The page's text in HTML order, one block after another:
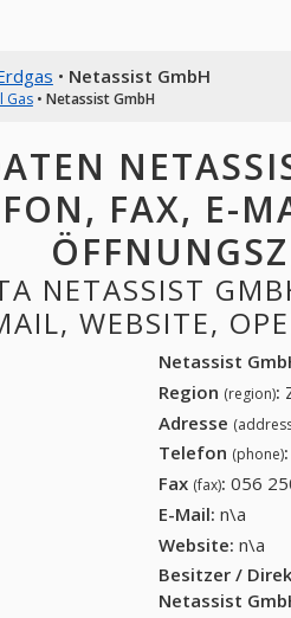
• Netassist GmbH
Gas• Netassist GmbH
FAX, E-
NETASSIST
WEBSITE,
Netassist
Region (region):
Adresse
Telefon (phone):
Fax (fax): 056
E-Mail: n\a
Website: n\a
Besitzer /
Netassist